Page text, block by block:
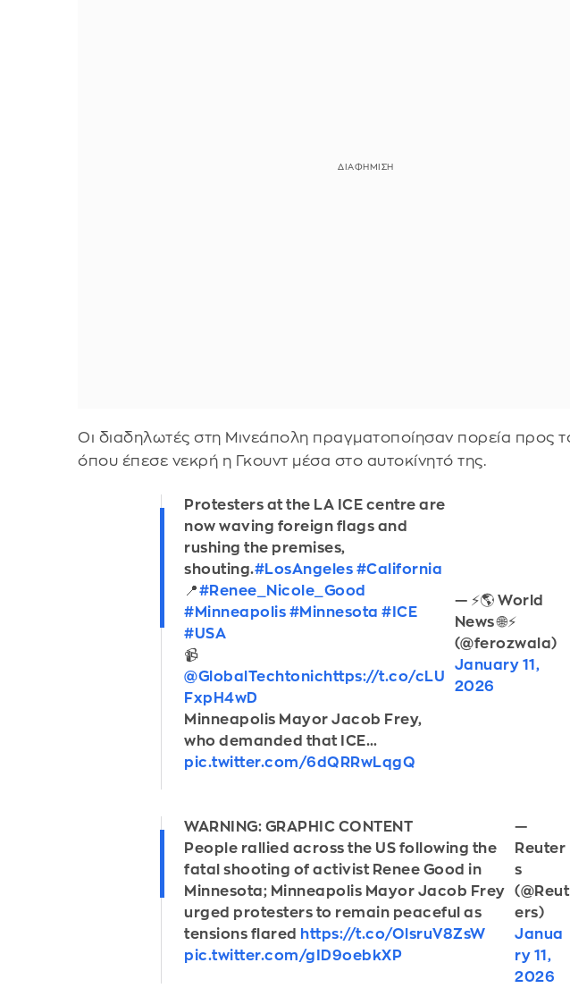
Οι διαδηλωτές στη Μινεάπολη πραγματοποίησαν πορεία προς
όπου έπεσε νεκρή η Γκουντ μέσα στο αυτοκίνητό της.
Protesters at the LA ICE centre are
now waving foreign flags and
rushing the premises,
shouting.#LosAngeles #California
📍#Renee_Nicole_Good
#Minneapolis #Minnesota #ICE
#USA
📹
@GlobalTechtonic https://t.co/cLU
FxpH4wD
Minneapolis Mayor Jacob Frey,
who demanded that ICE…
pic.twitter.com/6dQRRwLqgQ
— ⚡️🌎 World
News 🌐⚡️
(@ferozwala)
January 11,
2026
WARNING: GRAPHIC CONTENT
People rallied across the US following the
fatal shooting of activist Renee Good in
Minnesota; Minneapolis Mayor Jacob Frey
urged protesters to remain peaceful as
tensions flared
https://t.co/OlsruV8ZsW
pic.twitter.com/gID9oebkXP
—
Reuter
s
(@Reut
ers)
Janua
ry 11,
2026